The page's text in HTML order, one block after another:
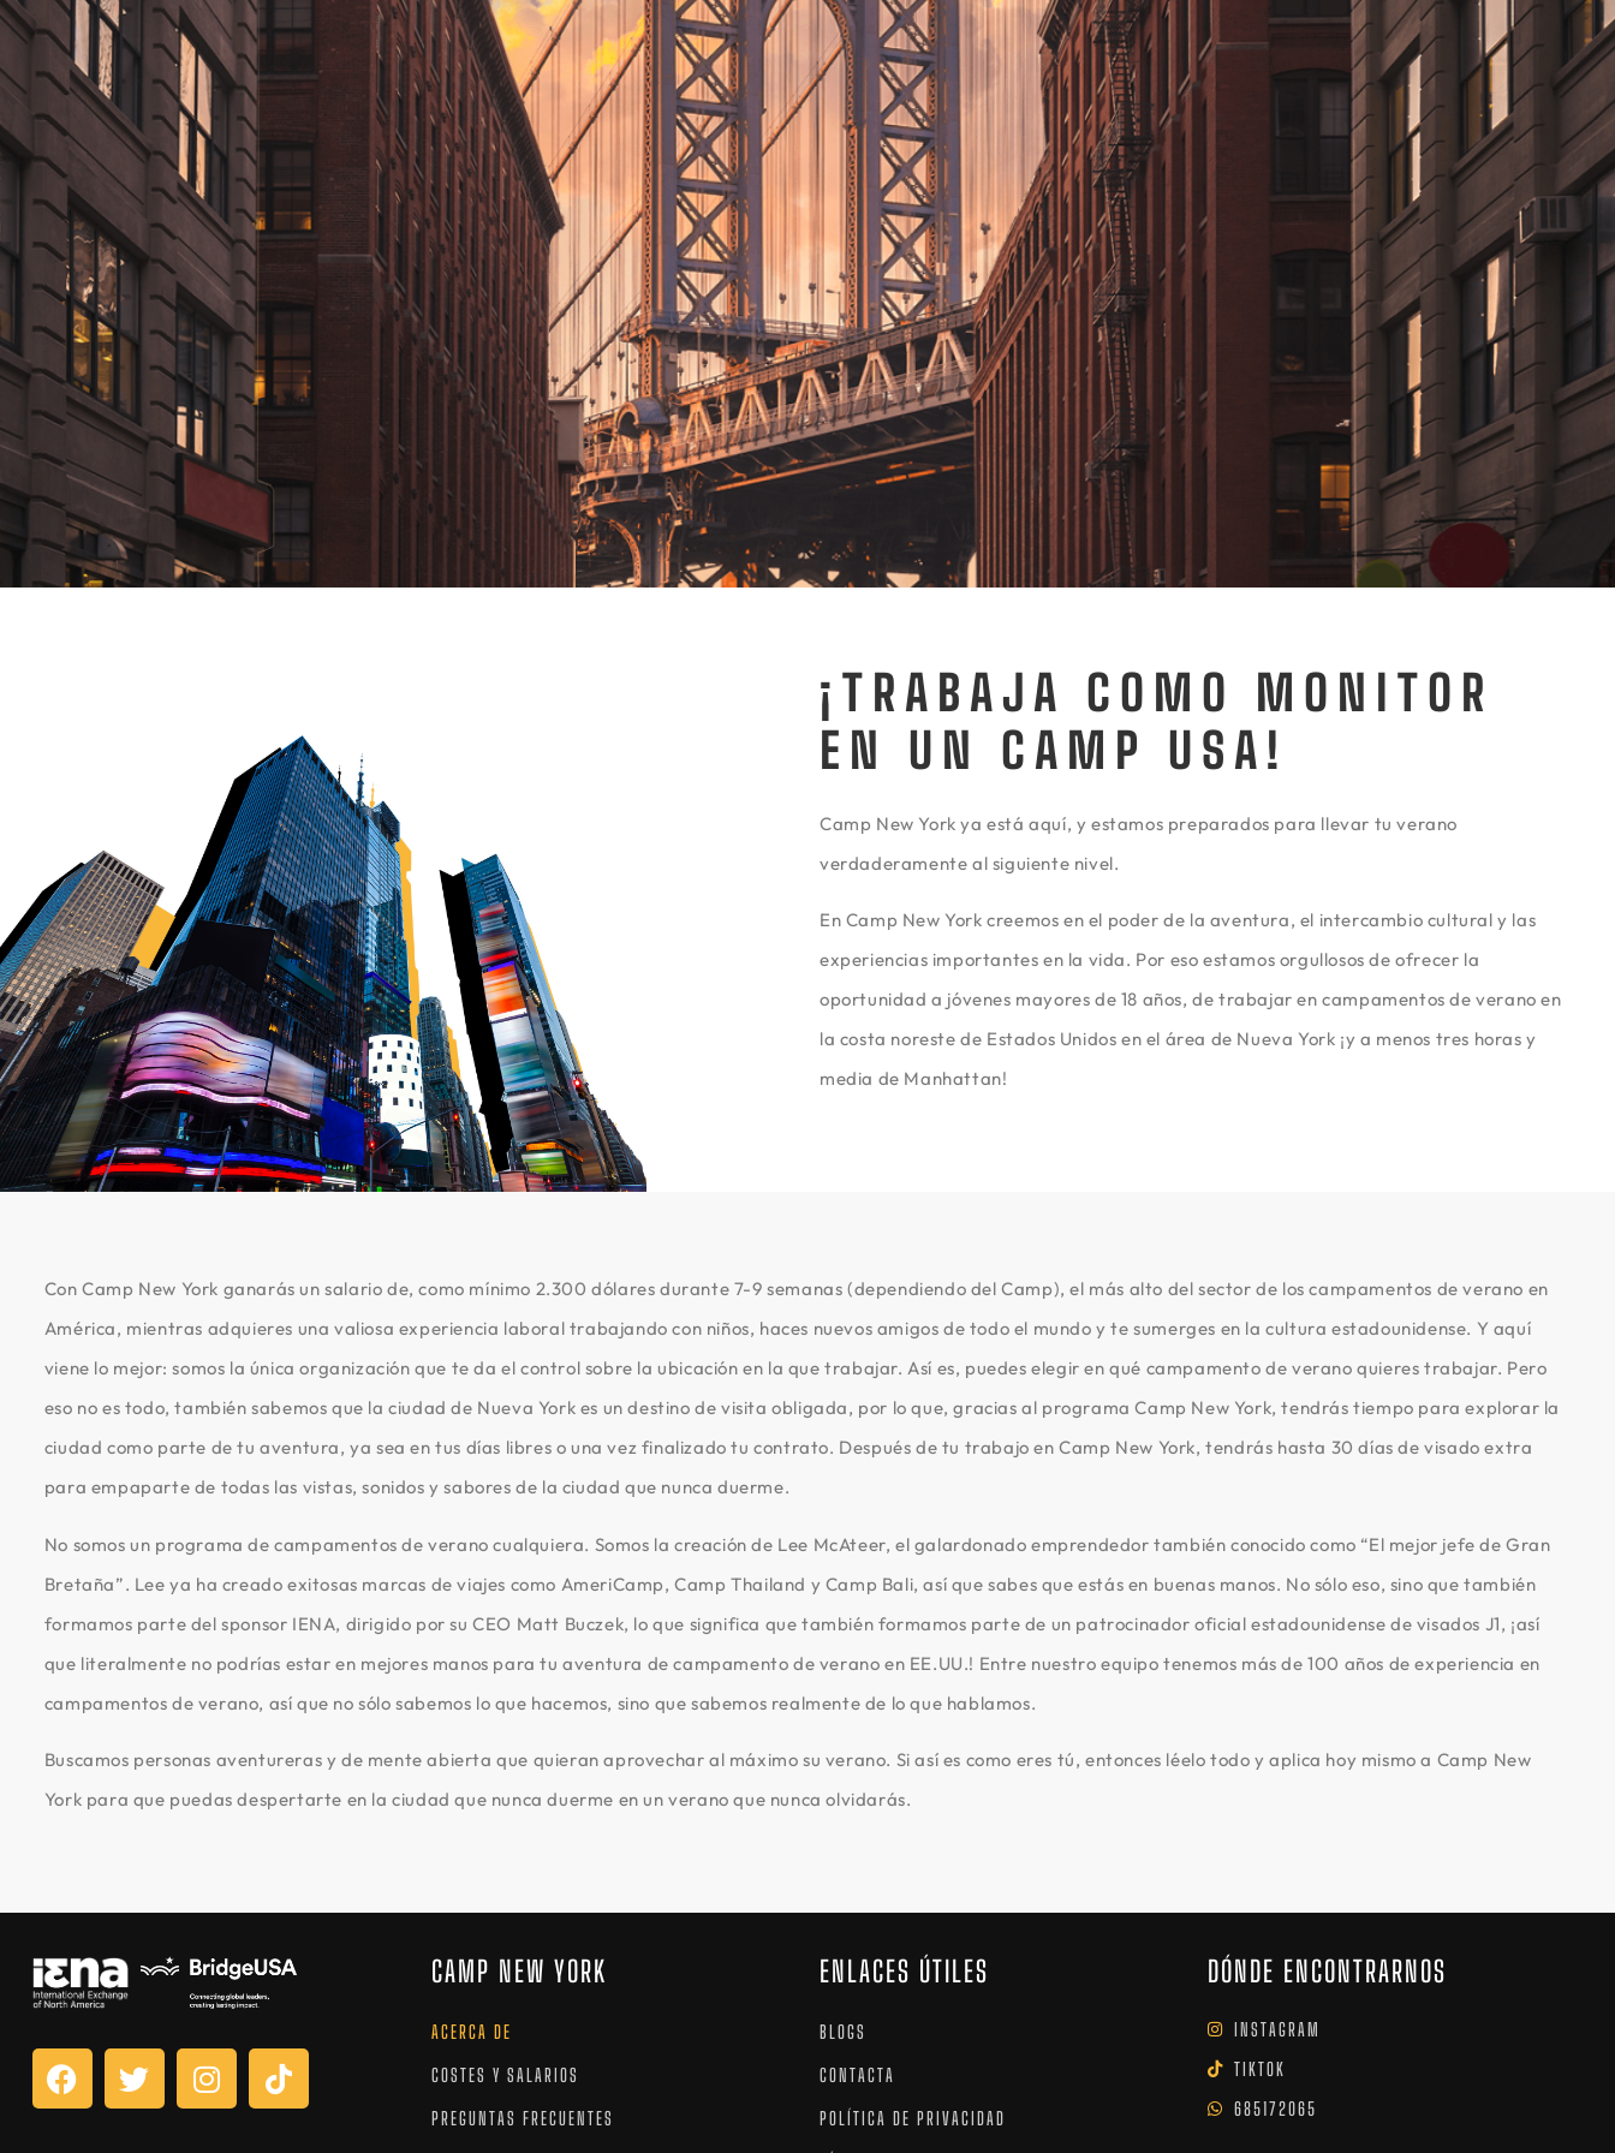
¡TRABAJA COMO MONITOR
EN UN CAMP USA!
Camp New York ya está aquí, y estamos preparados para llevar tu verano
verdaderamente al siguiente nivel.
En Camp New York creemos en el poder de la aventura, el intercambio cultural y las
experiencias importantes en la vida. Por eso estamos orgullosos de ofrecer la
oportunidad a jóvenes mayores de 18 años, de trabajar en campamentos de verano en
la costa noreste de Estados Unidos en el área de Nueva York ¡y a menos tres horas y
media de Manhattan!
Con Camp New York ganarás un salario de, como mínimo 2.300 dólares durante 7-9 semanas (dependiendo del Camp), el más alto del sector de los campamentos de verano en
América, mientras adquieres una valiosa experiencia laboral trabajando con niños, haces nuevos amigos de todo el mundo y te sumerges en la cultura estadounidense. Y aquí
viene lo mejor: somos la única organización que te da el control sobre la ubicación en la que trabajar. Así es, puedes elegir en qué campamento de verano quieres trabajar. Pero
eso no es todo, también sabemos que la ciudad de Nueva York es un destino de visita obligada, por lo que, gracias al programa Camp New York, tendrás tiempo para explorar la
ciudad como parte de tu aventura, ya sea en tus días libres o una vez finalizado tu contrato. Después de tu trabajo en Camp New York, tendrás hasta 30 días de visado extra
para empaparte de todas las vistas, sonidos y sabores de la ciudad que nunca duerme.
No somos un programa de campamentos de verano cualquiera. Somos la creación de Lee McAteer, el galardonado emprendedor también conocido como “El mejor jefe de Gran
Bretaña”. Lee ya ha creado exitosas marcas de viajes como AmeriCamp, Camp Thailand y Camp Bali, así que sabes que estás en buenas manos. No sólo eso, sino que también
formamos parte del sponsor IENA, dirigido por su CEO Matt Buczek, lo que significa que también formamos parte de un patrocinador oficial estadounidense de visados J1, ¡así
que literalmente no podrías estar en mejores manos para tu aventura de campamento de verano en EE.UU.! Entre nuestro equipo tenemos más de 100 años de experiencia en
campamentos de verano, así que no sólo sabemos lo que hacemos, sino que sabemos realmente de lo que hablamos.
Buscamos personas aventureras y de mente abierta que quieran aprovechar al máximo su verano. Si así es como eres tú, entonces léelo todo y aplica hoy mismo a Camp New
York para que puedas despertarte en la ciudad que nunca duerme en un verano que nunca olvidarás.
CAMP NEW YORK
ACERCA DE
COSTES Y SALARIOS
PREGUNTAS FRECUENTES
ENLACES ÚTILES
BLOGS
CONTACTA
POLÍTICA DE PRIVACIDAD
DÓNDE ENCONTRARNOS
INSTAGRAM
TIKTOK
685172065